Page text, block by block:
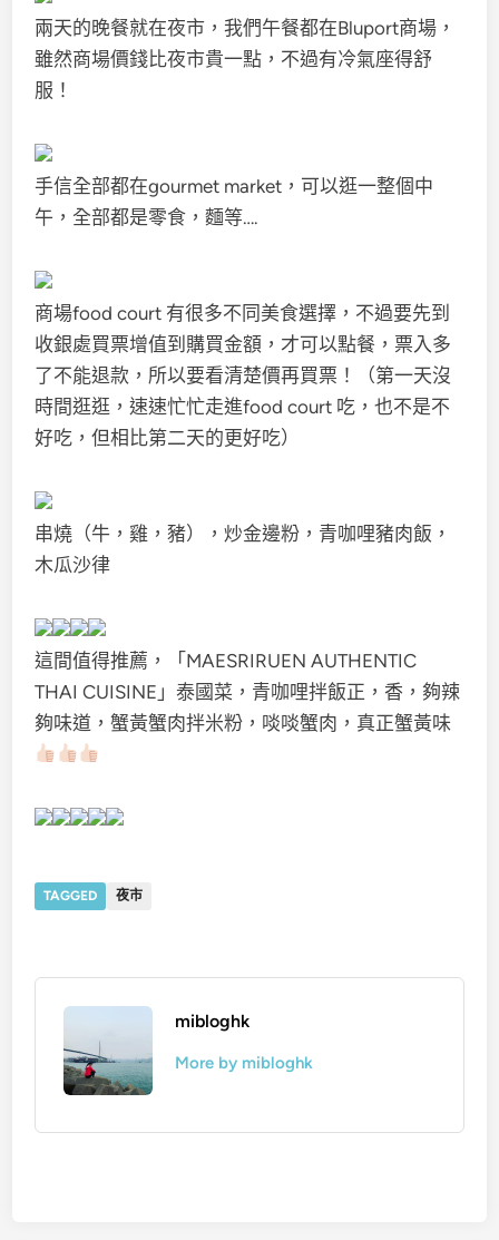
兩天的晚餐就在夜市，我們午餐都在Bluport商場，
雖然商場價錢比夜市貴一點，不過有冷氣座得舒
服！
手信全部都在gourmet market，可以逛一整個中
午，全部都是零食，麵等….
商場food court 有很多不同美食選擇，不過要先到
收銀處買票增值到購買金額，才可以點餐，票入多
了不能退款，所以要看清楚價再買票！（第一天沒
時間逛逛，速速忙忙走進food court 吃，也不是不
好吃，但相比第二天的更好吃）
串燒（牛，雞，豬），炒金邊粉，青咖哩豬肉飯，
木瓜沙律
這間值得推薦，「MAESRIRUEN AUTHENTIC
THAI CUISINE」泰國菜，青咖哩拌飯正，香，夠辣
夠味道，蟹黃蟹肉拌米粉，啖啖蟹肉，真正蟹黃味
TAGGED 夜市
mibloghk
More by mibloghk